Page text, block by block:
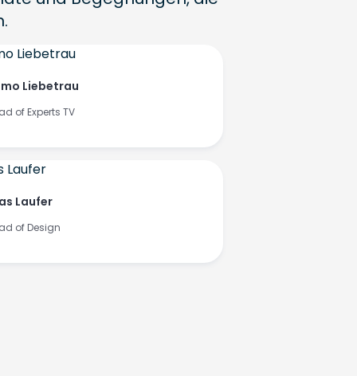
Liebetrau
of Experts TV
Laufer
of Design